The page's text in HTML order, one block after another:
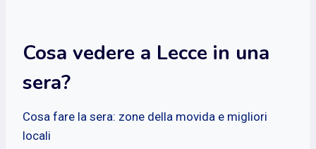
Cosa vedere a Lecce in una
sera?
Cosa fare la sera: zone della movida e migliori
locali